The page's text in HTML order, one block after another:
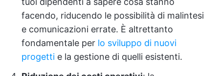
facendo, riducendo le possibilità di malintesi
e comunicazioni errate. È altrettanto
fondamentale per lo sviluppo di nuovi
progetti e la gestione di quelli esistenti.